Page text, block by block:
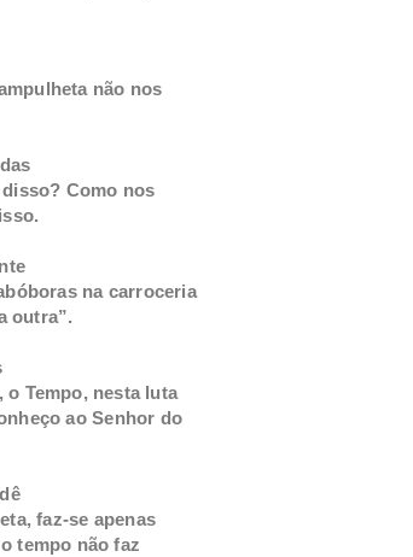
não nos
Como nos
na carroceria
outra”.
Tempo, nesta luta
ao Senhor do
faz-se apenas
tempo não faz